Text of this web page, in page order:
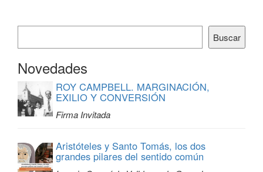
Buscar
Novedades
ROY CAMPBELL. MARGINACIÓN,
EXILIO Y CONVERSIÓN
Firma Invitada
Aristóteles y Santo Tomás, los dos
grandes pilares del sentido común